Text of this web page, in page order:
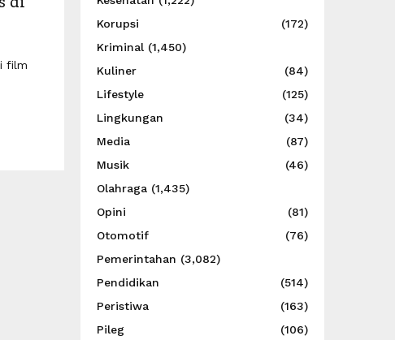
film
Korupsi
(172)
Kriminal (1,450)
Kuliner
(84)
Lifestyle
(125)
Lingkungan
(34)
Media
(87)
Musik
(46)
Olahraga (1,435)
Opini
(81)
Otomotif
(76)
Pemerintahan (3,082)
Pendidikan
(514)
Peristiwa
(163)
Pileg
(106)